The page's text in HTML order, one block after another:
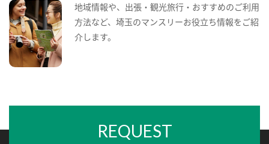
地域情報や、出張・観光旅行・おすすめのご利用
方法など、埼玉のマンスリーお役立ち情報をご紹
介します。
REQUEST